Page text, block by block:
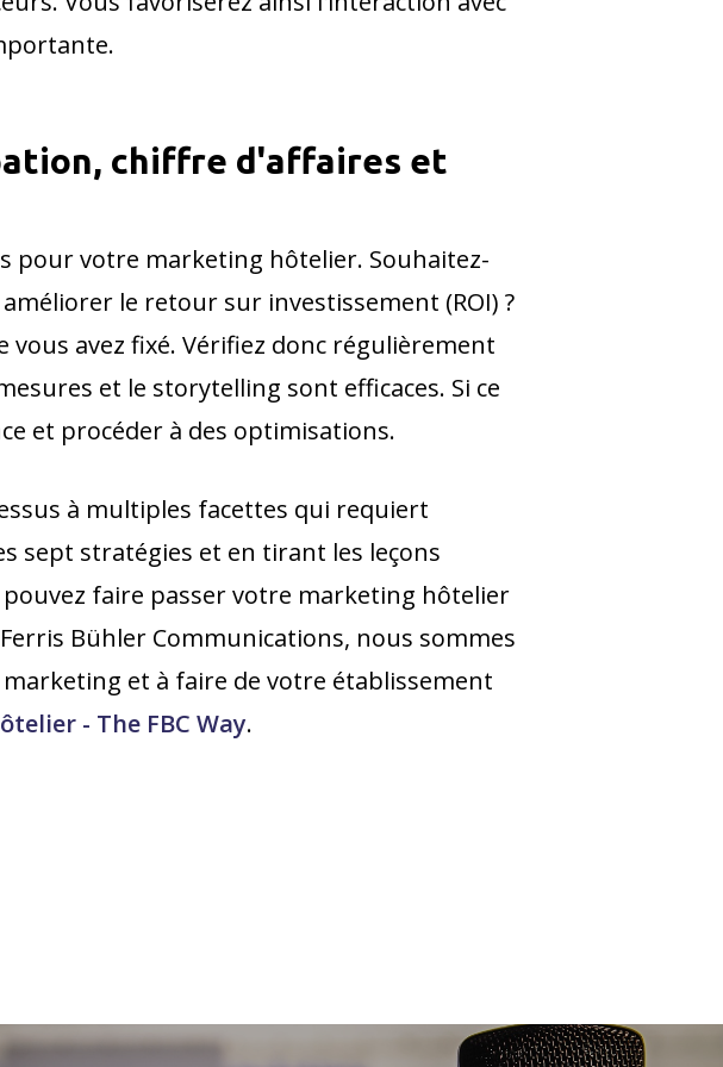
chiffre d'affaires et
pour votre marketing hôtelier. Souhaitez-
le retour sur investissement (ROI) ?
avez fixé. Vérifiez donc régulièrement
et le storytelling sont efficaces. Si ce
et procéder à des optimisations.
à multiples facettes qui requiert
sept stratégies et en tirant les leçons
pouvez faire passer votre marketing hôtelier
Bühler Communications, nous sommes
et à faire de votre établissement
- The FBC Way.